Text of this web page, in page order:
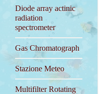
Diode array actinic
radiation
spectrometer
Gas Chromatograph
Stazione Meteo
Multifilter Rotating